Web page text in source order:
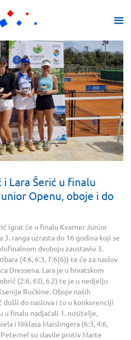
Lara Šerić u finalu
Openu, oboje i do
igrat će u finalu Kvarner Junior
3. ranga uzrasta do 16 godina koji se
dvoboju zaustavio 3.
(4:6, 6:3, 7:6(6)) te će za naslov
Dressena. Lara je u hrvatskom
(2:6, 6:0, 6.2) te je u nedjelju
Ručkine. Oboje naših
došli do naslova i to u konkurenciji
u finalu nadjačali 1. nositelje,
i Niklasa Maislingera (6:3, 4:6,
Peternel su slavile protiv Marte